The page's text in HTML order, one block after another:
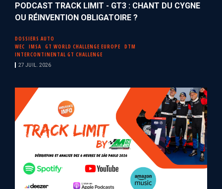
PODCAST TRACK LIMIT - GT3 : CHANT DU CYGNE
OU RÉINVENTION OBLIGATOIRE ?
DOSSIERS AUTO
WEC
IMSA GT WORLD CHALLENGE EUROPE
DTM
INTERCONTINENTAL GT CHALLENGE
27 JUIL. 2026